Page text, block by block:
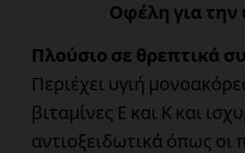
Οφέλη για την
Πλούσιο σε θρεπτικά
Περιέχει υγιή
βιταμίνες Ε και Κ και
αντιοξειδωτικά όπως οι